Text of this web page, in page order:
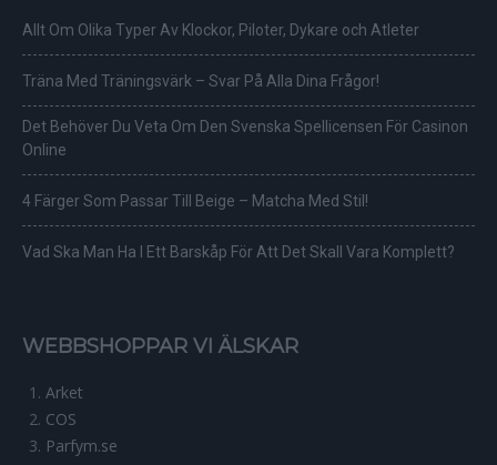
Allt Om Olika Typer Av Klockor, Piloter, Dykare och Atleter
Träna Med Träningsvärk – Svar På Alla Dina Frågor!
Det Behöver Du Veta Om Den Svenska Spellicensen För Casinon
Online
4 Färger Som Passar Till Beige – Matcha Med Stil!
Vad Ska Man Ha I Ett Barskåp För Att Det Skall Vara Komplett?
WEBBSHOPPAR VI ÄLSKAR
Arket
COS
Parfym.se